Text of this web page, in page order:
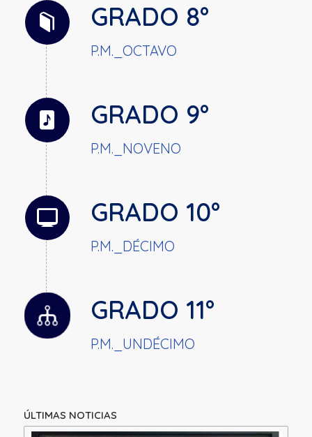
GRADO 8°
P.M._OCTAVO
GRADO 9°
P.M._NOVENO
GRADO 10°
P.M._DÉCIMO
GRADO 11°
P.M._UNDÉCIMO
ÚLTIMAS NOTICIAS